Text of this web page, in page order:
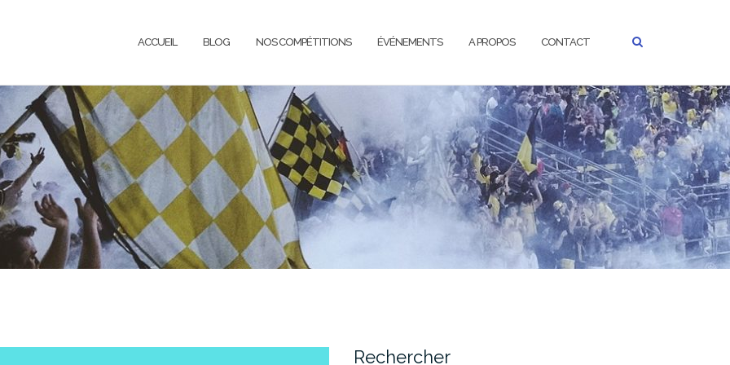
ACCUEIL BLOG NOS COMPÉTITIONS ÉVÉNEMENTS A PROPOS CONTACT
Rechercher